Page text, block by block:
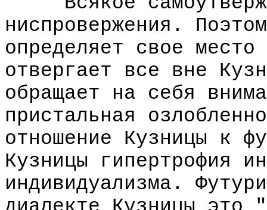
ниспровержения.
определяет свое
отвергает все вне
обращает на себя
пристальная
отношение Кузницы к
Кузницы гипертрофия
индивидуализма.